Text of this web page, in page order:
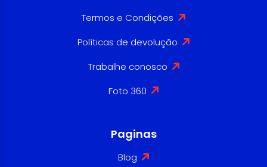
Termos e Condições
Políticas de devolução
Trabalhe conosco
Foto 360
Paginas
Blog